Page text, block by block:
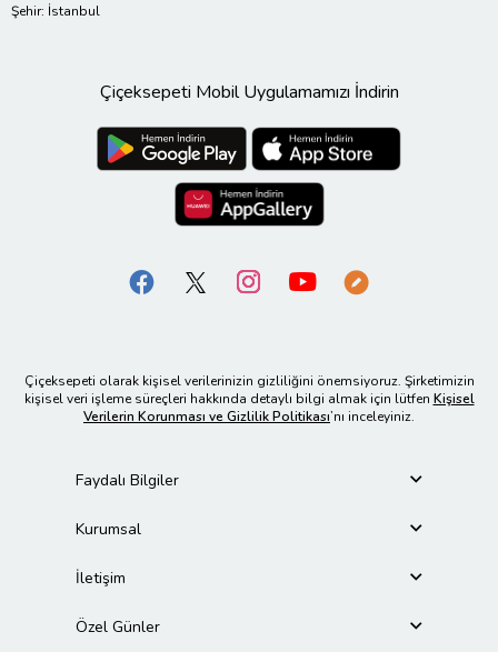
Şehir: İstanbul
Çiçeksepeti Mobil Uygulamamızı İndirin
Çiçeksepeti olarak kişisel verilerinizin gizliliğini önemsiyoruz. Şirketimizin
kişisel veri işleme süreçleri hakkında detaylı bilgi almak için lütfen Kişisel
Verilerin Korunması ve Gizlilik Politikası’nı inceleyiniz.
Faydalı Bilgiler
Kurumsal
İletişim
Özel Günler